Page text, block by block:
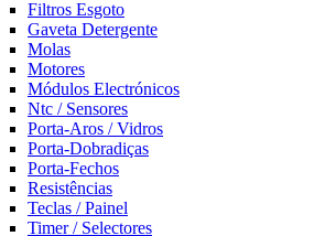
Filtros Esgoto
Gaveta Detergente
Molas
Motores
Módulos Electrónicos
Ntc / Sensores
Porta-Aros / Vidros
Porta-Dobradiças
Porta-Fechos
Resistências
Teclas / Painel
Timer / Selectores